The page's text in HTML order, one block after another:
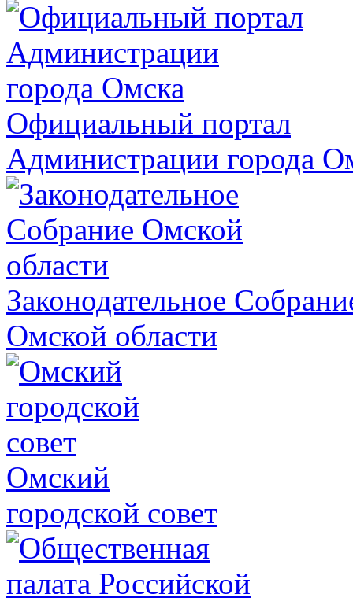
Официальный портал
Администрации города
Законодательное
Омской области
Омский
городской совет